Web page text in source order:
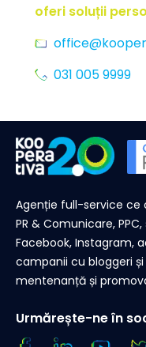
oferi soluții
031 005 9999
Agenție full-service ce
PR & Comunicare,
Facebook, Instagram,
campanii cu bloggeri
mentenanță și
Urmărește-ne în